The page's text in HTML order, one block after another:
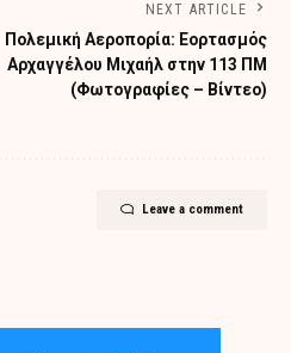
NEXT ARTICLE
Πολεμική Αεροπορία: Εορτασμός
Αρχαγγέλου Μιχαήλ στην 113 ΠΜ
(Φωτογραφίες – Βίντεο)
Leave a comment